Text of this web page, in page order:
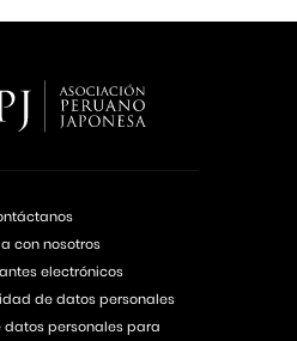
con nosotros
electrónicos
de datos personales
datos personales para